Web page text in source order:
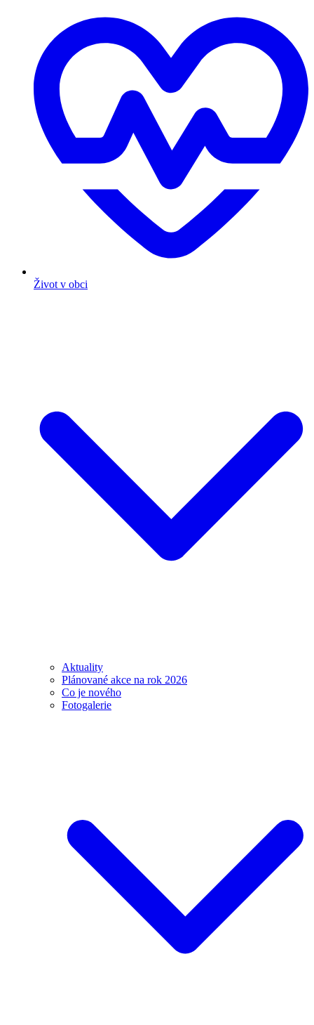
Život v obci
Aktuality
Plánované akce na rok 2026
Co je nového
Fotogalerie